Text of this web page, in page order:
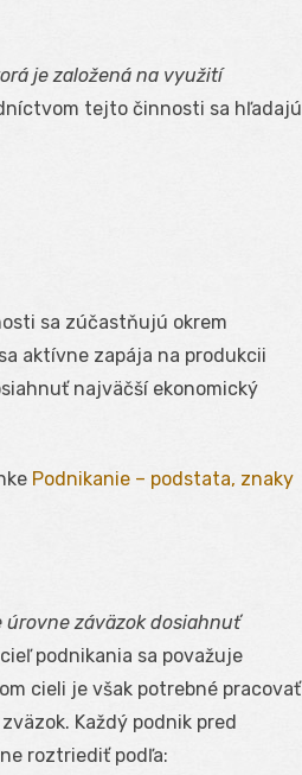
je založená na využití
tejto činnosti sa hľadajú
sa zúčastňujú okrem
aktívne zapája na produkcii
najväčší ekonomický
Podnikanie – podstata, znaky
záväzok dosiahnuť
podnikania sa považuje
cieli je však potrebné pracovať
Každý podnik pred
roztriediť podľa: